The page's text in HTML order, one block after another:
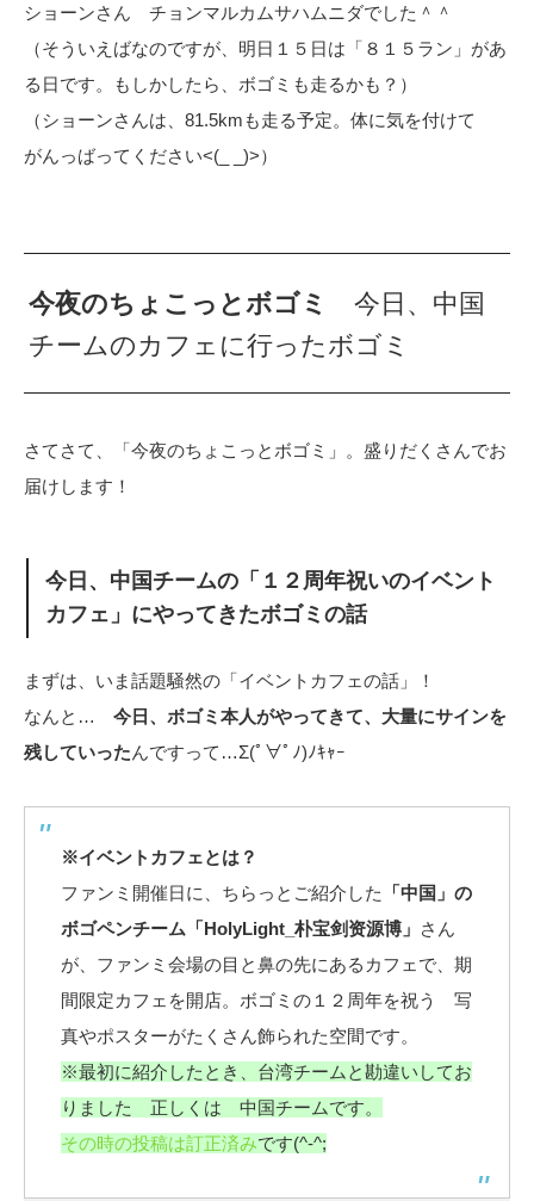
ショーンさん チョンマルカムサハムニダでした＾＾
（そういえばなのですが、明日１５日は「８１５ラン」があ
る日です。もしかしたら、ボゴミも走るかも？）
（ショーンさんは、81.5kmも走る予定。体に気を付けて
がんっばってください<(_ _)>）
今夜のちょこっとボゴミ
今日、中国
チームのカフェに行ったボゴミ
さてさて、「今夜のちょこっとボゴミ」。盛りだくさんでお
届けします！
今日、中国チームの「１２周年祝いのイベント
カフェ」にやってきたボゴミの話
まずは、いま話題騒然の「イベントカフェの話」！
なんと… 今日、ボゴミ本人がやってきて、大量にサインを
残していったんですって…Σ(ﾟ∀ﾟﾉ)ﾉｷｬｰ
※イベントカフェとは？
ファンミ開催日に、ちらっとご紹介した
「中国」の
ボゴペンチーム「HolyLight_朴宝剑资源博」 さん
が、ファンミ会場の目と鼻の先にあるカフェで、期
間限定カフェを開店。ボゴミの１２周年を祝う 写
真やポスターがたくさん飾られた空間です。
※最初に紹介したとき、台湾チームと勘違いしてお
りました 正しくは 中国チームです。
その時の投稿は訂正済みです(^-^;